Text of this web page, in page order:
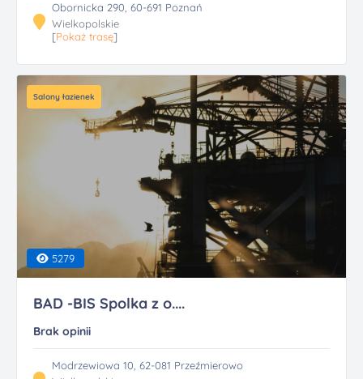
Obornicka 290, 60-691 Poznań
Wielkopolskie
[Pokaż trasę]
Salony łazienek
5279
BAD -BIS Spolka z o....
Brak opinii
Modrzewiowa 10, 62-081 Przeźmierowo